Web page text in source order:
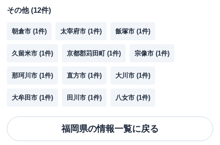
その他(12件)
朝倉市 (1件) 太宰府市 (1件) 飯塚市 (1件)
久留米市 (1件) 京都郡苅田町 (1件) 宗像市 (1件)
那珂川市 (1件) 直方市 (1件) 大川市 (1件)
大牟田市 (1件) 田川市 (1件) 八女市 (1件)
福岡県の情報一覧に戻る